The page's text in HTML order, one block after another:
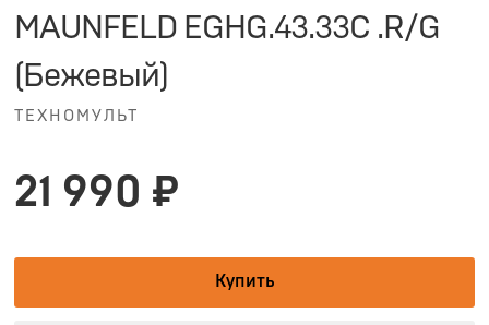
MAUNFELD EGHG.43.33C .R/G
(Бежевый)
ТЕХНОМУЛЬТ
21 990 ₽
Купить